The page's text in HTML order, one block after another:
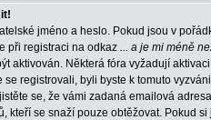
jméno a heslo. Pokud jsou v
při registraci na odkaz ... a je mi méně
aktivován. Některá fóra vyžadují
registrovali, byli byste k tomuto
se, že vámi zadaná emailová
kteří se snaží pouze obtěžovat. Pokud